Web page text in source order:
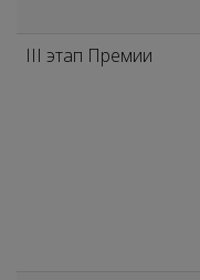
III этап Премии